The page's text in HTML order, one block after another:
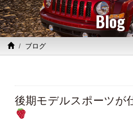
Blog
ブログ
後期モデルスポーツが